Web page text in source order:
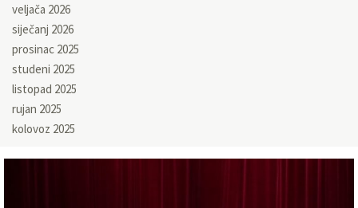
veljača 2026
siječanj 2026
prosinac 2025
studeni 2025
listopad 2025
rujan 2025
kolovoz 2025